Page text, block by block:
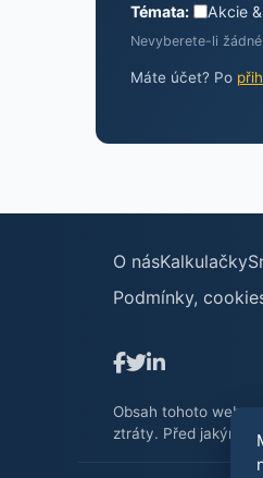
Témata:
Akcie
Nevyberete-li
Máte účet? Po
O násKalkulačky
Podmínky,
Obsah tohoto webu
ztráty. Před